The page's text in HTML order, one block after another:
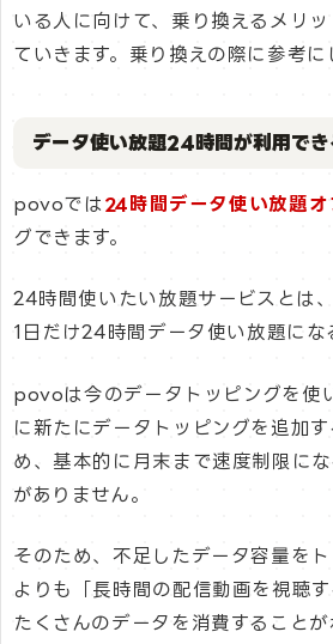
いる人に向けて、乗り換えるメリ
ていきます。乗り換えの際に参考に
データ使い放題24時間が利用でき
povoでは 24時間データ使い放題オ
グできます。
24時間使いたい放題サービスとは
1日だけ24時間データ使い放題にな
povoは今のデータトッピングを使
に新たにデータトッピングを追加
め、基本的に月末まで速度制限に
がありません。
そのため、不足したデータ容量を
よりも「長時間の配信動画を視聴
たくさんのデータを消費すること